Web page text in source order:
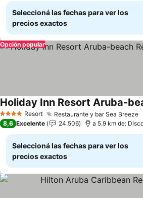
Seleccioná las fechas para ver los
precios exactos
Opción popular
4 EstrellasResort Restaurante y bar Sea Breeze
8,6 Excelente 24.506 a 5.9 km de:
Seleccioná las fechas para ver los
precios exactos